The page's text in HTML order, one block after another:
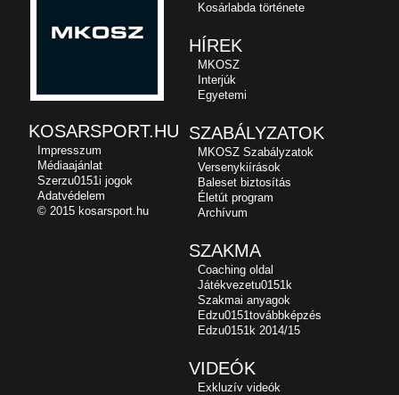
Kosárlabda története
HÍREK
MKOSZ
Interjúk
Egyetemi
SZABÁLYZATOK
MKOSZ Szabályzatok
Versenykiírások
Baleset biztosítás
Életút program
Archívum
SZAKMA
Coaching oldal
Játékvezetu0151k
Szakmai anyagok
Edzu0151továbbképzés
Edzu0151k 2014/15
VIDEÓK
Exkluzív videók
KOSARSPORT.HU
Impresszum
Médiaajánlat
Szerzu0151i jogok
Adatvédelem
© 2015 kosarsport.hu